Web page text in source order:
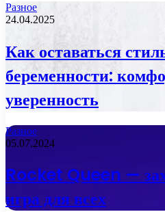
Разное
24.04.2025
Как оставаться
беременности:
уверенность
Разное
05.07.2024
Rocket Queen —
игра для всех